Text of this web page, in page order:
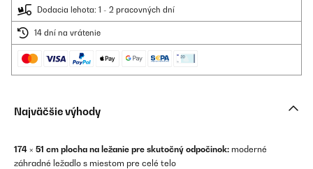
Dodacia lehota: 1 - 2 pracovných dní
14 dní na vrátenie
Najväčšie výhody
174 × 51 cm plocha na ležanie pre skutočný odpočinok: moderné
záhradné ležadlo s miestom pre celé telo